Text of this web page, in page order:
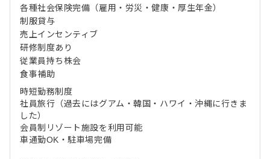
各種社会保険完備（雇用・労災・健康・厚生年金）
制服貸与
売上インセンティブ
研修制度あり
従業員持ち株会
食事補助
時短勤務制度
社員旅行（過去にはグアム・韓国・ハワイ・沖縄に行きま
した）
会員制リゾート施設を利用可能
車通勤OK・駐車場完備